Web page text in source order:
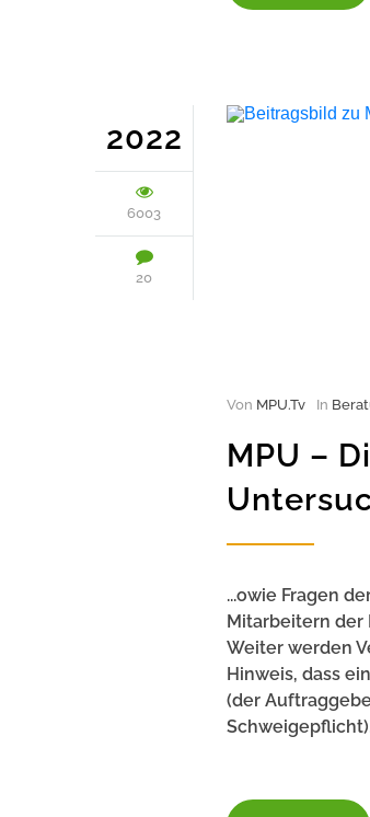
2022
6003
20
Von MPU.Tv In
MPU –
...owie Fragen
Mitarbeitern der
Weiter werden
Hinweis, dass
(der